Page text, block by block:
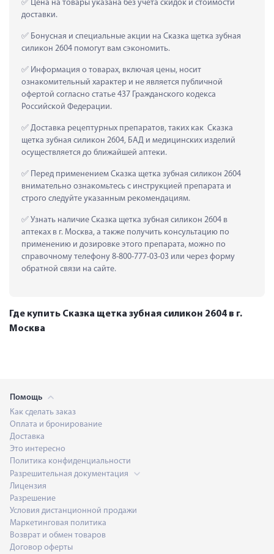
Цена на товары указана без учета скидок и стоимости
доставки.
Бонусная и специальные акции на Сказка щетка зубная
силикон 2604 помогут вам сэкономить.
Информация о товарах, включая цены, носит
ознакомительный характер и не является публичной
офертой согласно статье 437 Гражданского кодекса
Российской Федерации.
Доставка рецептурных препаратов, таких как  Сказка
щетка зубная силикон 2604, БАД и медицинских изделий
осуществляется до ближайшей аптеки.
Перед применением Сказка щетка зубная силикон 2604
внимательно ознакомьтесь с инструкцией препарата и
строго следуйте указанным рекомендациям.
Узнать наличие Сказка щетка зубная силикон 2604 в
аптеках в г. Москва, а также получить консультацию по
применению и дозировке этого препарата, можно по
справочному телефону 8-800-777-03-03 или через форму
обратной связи на сайте.
Где купить Сказка щетка зубная силикон 2604 в г.
Москва
Помощь
Как сделать заказ
Оплата и бронирование
Доставка
Это интересно
Политика конфиденциальности
Разрешительная документация
Лицензия
Разрешение
Условия дистанционной продажи
Маркетинговая политика
Возврат и обмен товаров
Договор оферты